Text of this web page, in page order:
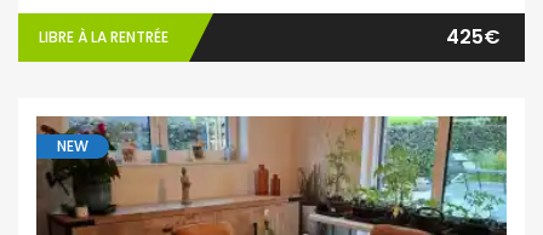
LIBRE À LA RENTRÉE 425€
NEW